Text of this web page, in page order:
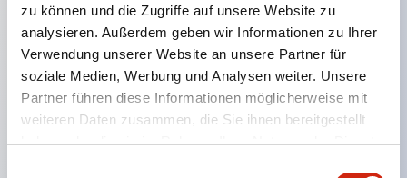
zu können und die Zugriffe auf unsere Website zu
analysieren. Außerdem geben wir Informationen zu Ihrer
Verwendung unserer Website an unsere Partner für
soziale Medien, Werbung und Analysen weiter. Unsere
Partner führen diese Informationen möglicherweise mit
weiteren Daten zusammen, die Sie ihnen bereitgestellt
haben oder die sie im Rahmen Ihrer Nutzung der Dienste
Geeignet für ein breites Anwendungsspektrum
von der Konsumelektronik bis zum FA-Bereich
LED-Beleuchtungseinheit mit integriertem
strombegrenzendem Widerstand und Diode im
LED-Lampenkörper
Schutzarten IP40 und IP65 vollständig verfügbar